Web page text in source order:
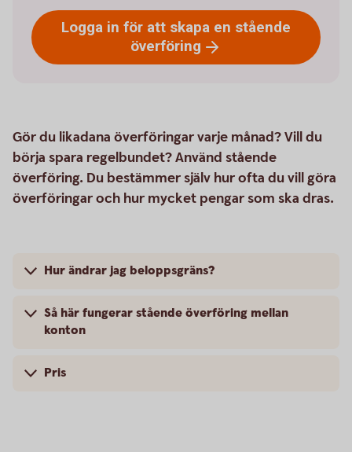
Logga in för att skapa en stående
överföring
Gör du likadana överföringar varje månad? Vill du
börja spara regelbundet? Använd stående
överföring. Du bestämmer själv hur ofta du vill göra
överföringar och hur mycket pengar som ska dras.
Hur ändrar jag beloppsgräns?
Så här fungerar stående överföring mellan
konton
Pris